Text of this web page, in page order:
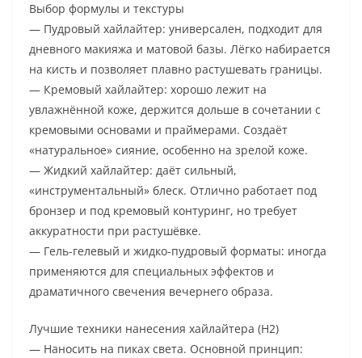
Выбор формулы и текстуры
— Пудровый хайлайтер: универсален, подходит для
дневного макияжа и матовой базы. Лёгко набирается
на кисть и позволяет плавно растушевать границы.
— Кремовый хайлайтер: хорошо лежит на
увлажнённой коже, держится дольше в сочетании с
кремовыми основами и праймерами. Создаёт
«натуральное» сияние, особенно на зрелой коже.
— Жидкий хайлайтер: даёт сильный,
«инструментальный» блеск. Отлично работает под
бронзер и под кремовый контуринг, но требует
аккуратности при растушёвке.
— Гель-гелевый и жидко-пудровый форматы: иногда
применяются для специальных эффектов и
драматичного свечения вечернего образа.
Лучшие техники нанесения хайлайтера (H2)
— Наносить на пиках света. Основной принцип: